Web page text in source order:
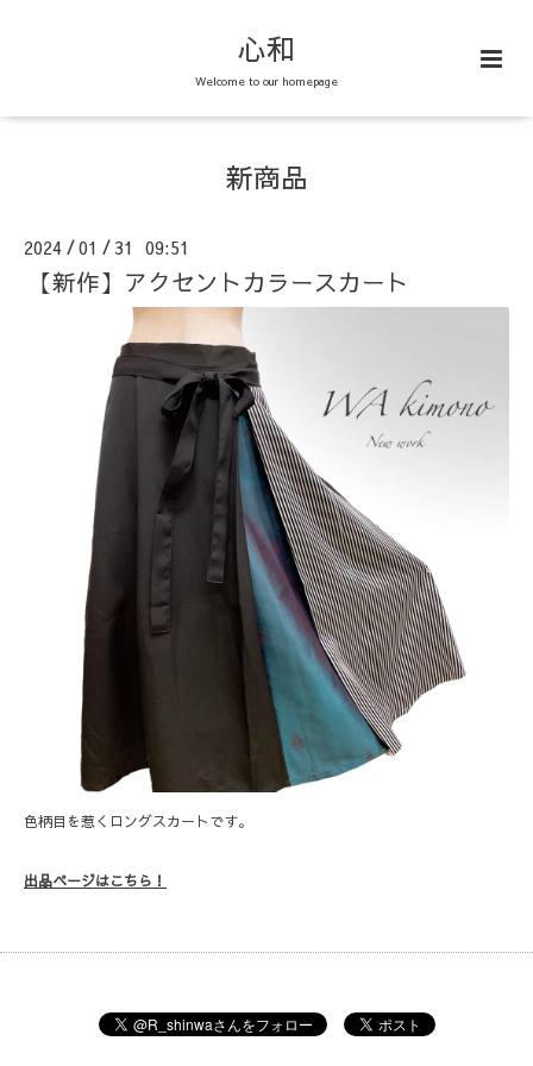
心和
Welcome to our homepage
新商品
2024 /01 /31 09:51
【新作】アクセントカラースカート
色柄目を惹くロングスカートです。
出品ページはこちら！